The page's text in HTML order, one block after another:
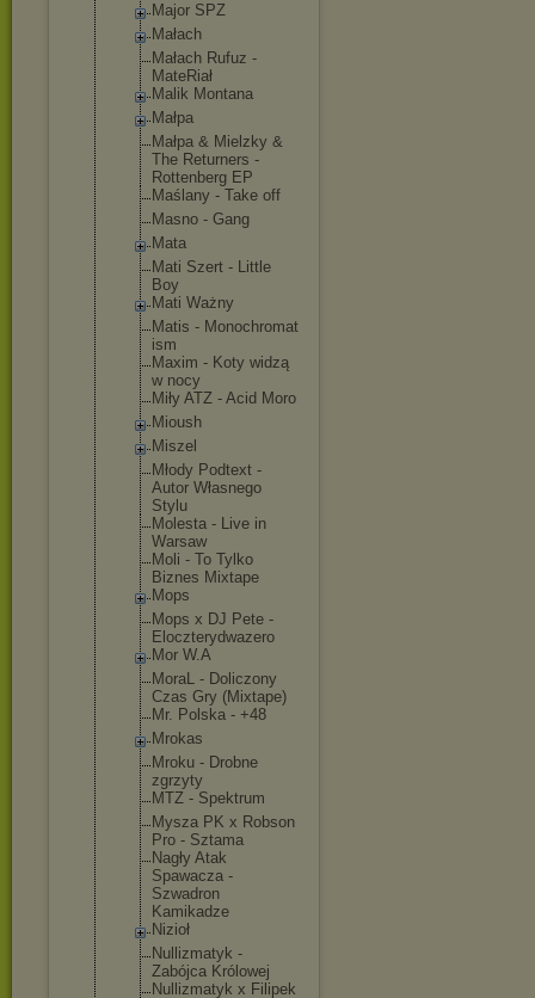
Major SPZ
Małach
Małach Rufuz -
MateRiał
Malik Montana
Małpa
Małpa & Mielzky &
The Returners -
Rottenberg EP
Maślany - Take off
Masno - Gang
Mata
Mati Szert - Little
Boy
Mati Ważny
Matis - Monochromat
ism
Maxim - Koty widzą
w nocy
Miły ATZ - Acid Moro
Mioush
Miszel
Młody Podtext -
Autor Własnego
Stylu
Molesta - Live in
Warsaw
Moli - To Tylko
Biznes Mixtape
Mops
Mops x DJ Pete -
Eloczterydwazero
Mor W.A
MoraL - Doliczony
Czas Gry (Mixtape)
Mr. Polska - +48
Mrokas
Mroku - Drobne
zgrzyty
MTZ - Spektrum
Mysza PK x Robson
Pro - Sztama
Nagły Atak
Spawacza -
Szwadron
Kamikadze
Nizioł
Nullizmatyk -
Zabójca Królowej
Nullizmatyk x Filipek